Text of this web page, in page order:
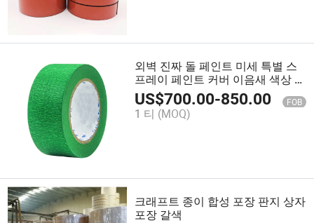
외벽 진짜 돌 페인트 미세 특별 스
프레이 페인트 커버 이음새 색상 분
리 녹색 종이 마스킹 테이프
US$700.00-850.00 FOB
1 티 (MOQ)
크래프트 종이 합성 포장 판지 상자
포장 갈색